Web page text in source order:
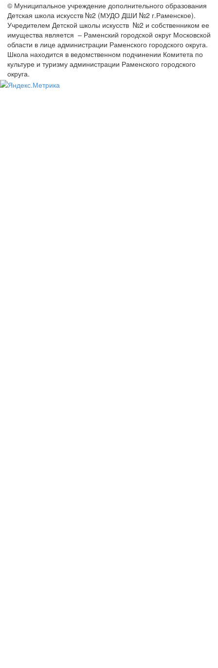
© Муниципальное учреждение дополнительного образования
Детская школа искусств №2 (МУДО ДШИ №2 г.Раменское).
Учредителем Детской школы искусств №2 и собственником ее
имущества является – Раменский городской округ Московской
области в лице администрации Раменского городского округа.
Школа находится в ведомственном подчинении Комитета по
культуре и туризму администрации Раменского городского
округа.